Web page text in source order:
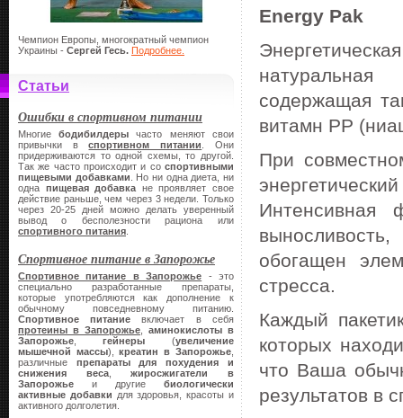
Чемпион Европы, многократный чемпион
Украины - Сергей Гесь. Подробнее.
Статьи
Ошибки в спортивном питании
Многиебодибилдеры часто меняют свои
привычки вспортивном питании
. Они
придерживаются то одной схемы, то другой.
Так же часто происходит и со спортивными
пищевыми добавками . Но ни одна диета, ни
одна пищевая добавка не проявляет свое
действие раньше, чем через 3 недели. Только
через 20-25 дней можно делать уверенный
вывод о бесполезности рациона или
спортивного питания
Спортивное питание в Запорожье
Спортивное питание в Запорожье - это
специально разработанные препараты,
которые употребляются как дополнение к
обычному повседневному питанию.
Спортивное питание включает в себя
протеины в Запорожье
аминокислоты в
Запорожье ,гейнеры (увеличение
мышечной массы),креатин в Запорожье
различные препараты для похудения и
снижения веса,жиросжигатели в
Запорожье и другие биологически
активные добавки для здоровья, красоты и
активного долголетия.
Energy Pak
натуральная
содержащая
витамн РР
При
Интенсивная
обогащен
стресса.
Каждый
которых
что Ваша
результатов в